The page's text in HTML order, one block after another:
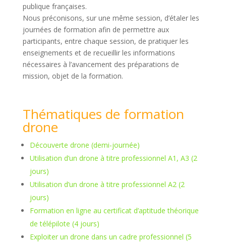
publique françaises.
Nous préconisons, sur une même session, d’étaler les
journées de formation afin de permettre aux
participants, entre chaque session, de pratiquer les
enseignements et de recueillir les informations
nécessaires à l’avancement des préparations de
mission, objet de la formation.
Thématiques de formation
drone
Découverte drone (demi-journée)
Utilisation d’un drone à titre professionnel A1, A3 (2
jours)
Utilisation d’un drone à titre professionnel A2 (2
jours)
Formation en ligne au certificat d’aptitude théorique
de télépilote (4 jours)
Exploiter un drone dans un cadre professionnel (5